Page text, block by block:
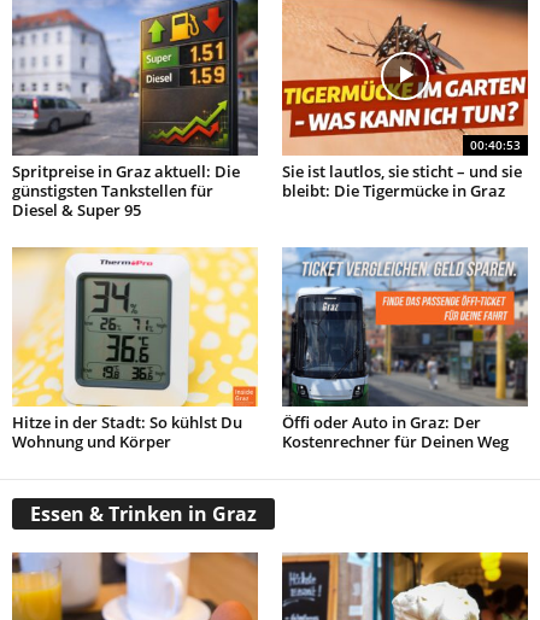
Spritpreise in Graz aktuell: Die
günstigsten Tankstellen für
Diesel & Super 95
00:40:53
Sie ist lautlos, sie sticht – und sie
bleibt: Die Tigermücke in Graz
Hitze in der Stadt: So kühlst Du
Wohnung und Körper
Öffi oder Auto in Graz: Der
Kostenrechner für Deinen Weg
Essen & Trinken in Graz